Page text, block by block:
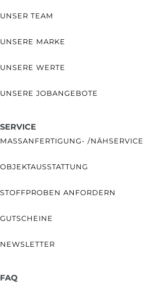
UNSER TEAM
UNSERE MARKE
UNSERE WERTE
UNSERE JOBANGEBOTE
SERVICE
MASSANFERTIGUNG- /NÄHSERVICE
OBJEKTAUSSTATTUNG
STOFFPROBEN ANFORDERN
GUTSCHEINE
NEWSLETTER
FAQ